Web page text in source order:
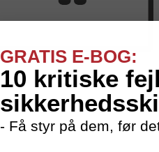
GRATIS E-BOG:
10 kritiske
- Få styr på dem, før